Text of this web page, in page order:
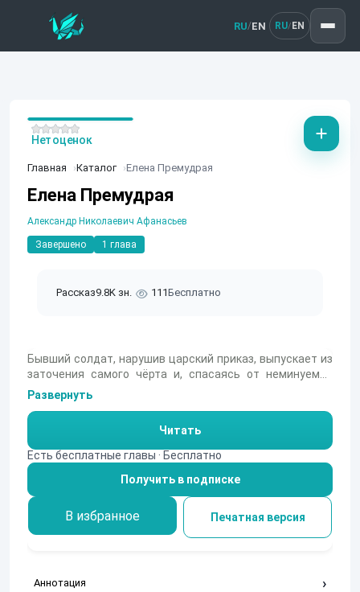
RU/EN RU/ EN
Главная Каталог Елена Премудрая
Елена Премудрая
Александр Николаевич Афанасьев
Завершено 1 глава
Рассказ9.8K зн. 111Бесплатно
Нет оценок
Бывший солдат, нарушив царский приказ, выпускает из
заточения самого чёрта и, спасаясь от неминуемой
расправы, пускается в бега. Оставшись без службы и
хлеба, он уже готов проклясть свою судьбу, как вдруг
является обещанный нечистый с предложением
помощи. Но за услугу чёрта придётся платить, и герой
оказывается втянут в череду опасных и хитроумных
испытаний, где на кону стоит его жизнь.
Развернуть
Читать
Есть бесплатные главы · Бесплатно
Получить в подписке
В избранное Печатная версия
Аннотация